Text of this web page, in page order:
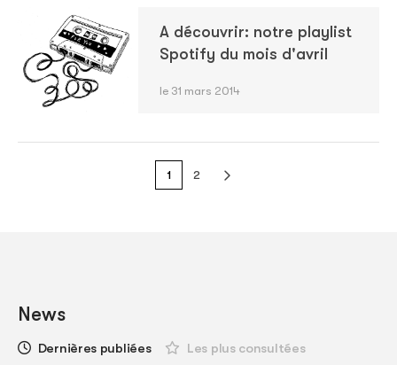
A découvrir: notre playlist
Spotify du mois d'avril
le 31 mars 2014
1 2
News
Dernières publiées Les plus consultées